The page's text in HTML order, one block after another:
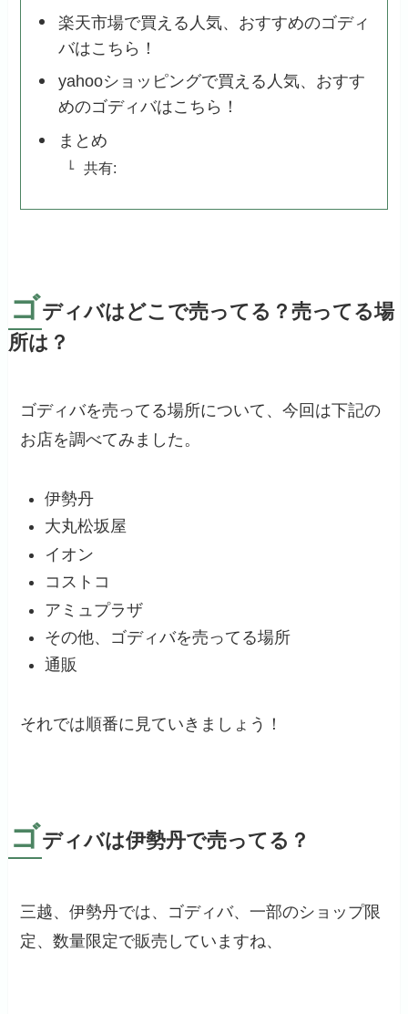
楽天市場で買える人気、おすすめのゴディ
バはこちら！
yahooショッピングで買える人気、おすす
めのゴディバはこちら！
まとめ
共有:
ゴディバはどこで売ってる？売ってる場
所は？
ゴディバを売ってる場所について、今回は下記の
お店を調べてみました。
伊勢丹
大丸松坂屋
イオン
コストコ
アミュプラザ
その他、ゴディバを売ってる場所
通販
それでは順番に見ていきましょう！
ゴディバは伊勢丹で売ってる？
三越、伊勢丹では、ゴディバ、一部のショップ限
定、数量限定で販売していますね、